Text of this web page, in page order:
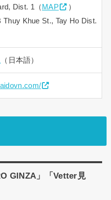
Dist. 1（ MAP
）
Thuy Khue St., Tay Ho Dist.
（日本語）
GINZA」「Vetter見